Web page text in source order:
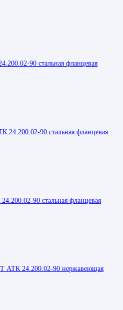
90 стальная фланцевая
24.200.02-90 стальная фланцевая
90 стальная фланцевая
АТК 24.200.02-90 нержавеющая